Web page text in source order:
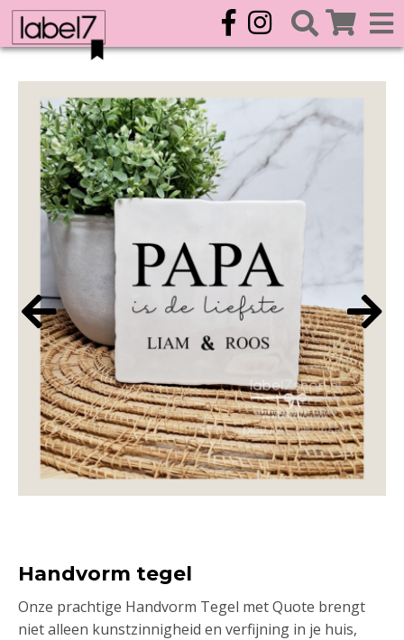
Handvorm tegel
Onze prachtige Handvorm Tegel met Quote brengt
niet alleen kunstzinnigheid en verfijning in je huis,